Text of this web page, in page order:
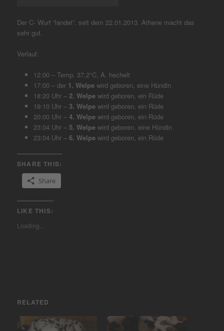
Der C- Wurf “landet”. seit dem 22.01.2013. Athene macht das
sehr gut.
Verlauf:
12:00 – Temp. 37,2°C, A. hechelt
17:00 – der 1. Welpewird geboren, eine Hündin
18:20 Uhr – 2. Welpe wird geboren, ein Rüde
19:10 Uhr – 3. Welpe wird geboren, ein Rüde
20:00 Uhr – 4. Welpe wird geboren, ein Rüde
23:04 Uhr – 5. Welpe wird geboren, eine Hündin
23:04 Uhr – 6. Welpe wird geboren, ein Rüde
SHARE THIS:
Share
LIKE THIS:
Loading...
RELATED